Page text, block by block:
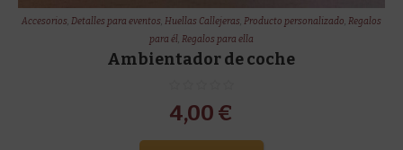
Accesorios, Detalles para eventos, Huellas Callejeras, Producto personalizado, Regalos
para él, Regalos para ella
Ambientador de coche
4,00 €